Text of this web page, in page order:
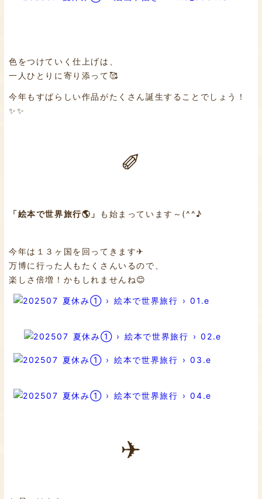
色をつけていく仕上げは、
一人ひとりに寄り添って🥰
今年もすばらしい作品がたくさん誕生することでしょう！
✨✨
✐
「絵本で世界旅行🌎」 も始まっています～(^^♪
今年は１３ヶ国を回ってきます✈
万博に行った人もたくさんいるので、
楽しさ倍増！かもしれませんね😊
✈